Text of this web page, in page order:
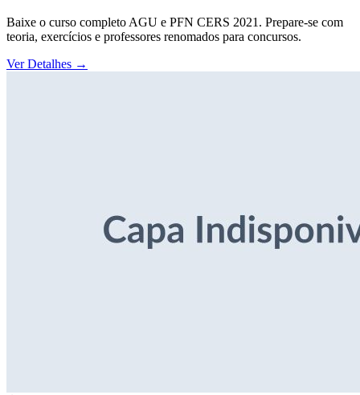
Baixe o curso completo AGU e PFN CERS 2021. Prepare-se com
teoria, exercícios e professores renomados para concursos.
Ver Detalhes →